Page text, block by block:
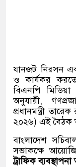
যানজট নিরসন
ও কার্যকর করতে
বিএনপি
অনুযায়ী,
প্রধানমন্ত্রী
২০২৬) এই বৈঠক
বাংলাদেশ
সভাকক্ষে
ট্রাফিক